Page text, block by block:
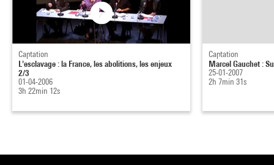
Captation
L'esclavage : la France, les abolitions, les enjeux
2/3
01-04-2006
3h 22min 12s
Captation
Marcel Gauchet :
25-01-2007
2h 7min 31s